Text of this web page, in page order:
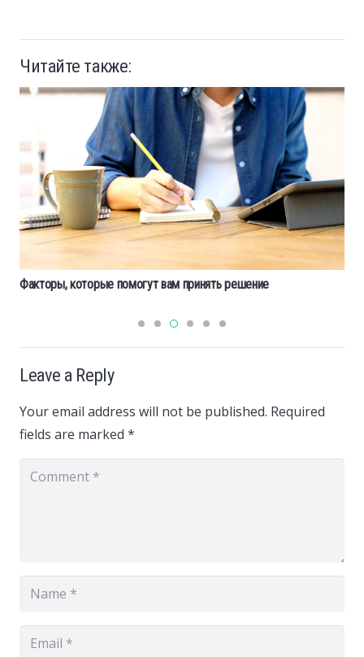
Читайте также:
Факторы, которые помогут вам принять решение
Leave a Reply
Your email address will not be published. Required
fields are marked *